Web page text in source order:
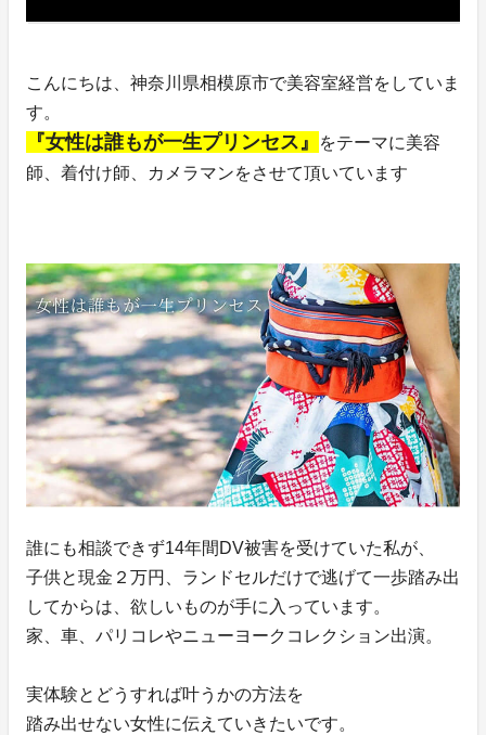
こんにちは、神奈川県相模原市で美容室経営をしていま
す。
『女性は誰もが一生プリンセス』
をテーマに美容
師、着付け師、カメラマンをさせて頂いています
誰にも相談できず14年間DV被害を受けていた私が、
子供と現金２万円、ランドセルだけで逃げて一歩踏み出
してからは、欲しいものが手に入っています。
家、車、パリコレやニューヨークコレクション出演。
実体験とどうすれば叶うかの方法を
踏み出せない女性に伝えていきたいです。